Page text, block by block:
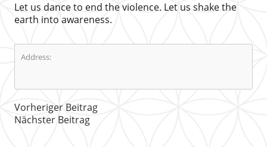
Let us dance to end the violence. Let us shake the
earth into awareness.
Address:
Vorheriger Beitrag
Nächster Beitrag